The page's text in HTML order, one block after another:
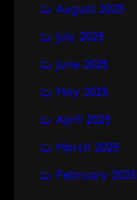
August 2025
July 2025
June 2025
May 2025
April 2025
March 2025
February 2025